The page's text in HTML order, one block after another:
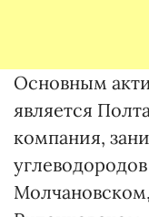
Основным
является
компания,